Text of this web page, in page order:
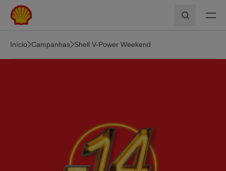
Skip to main content
Pesquisar
Início Campanhas Shell V-Power Weekend